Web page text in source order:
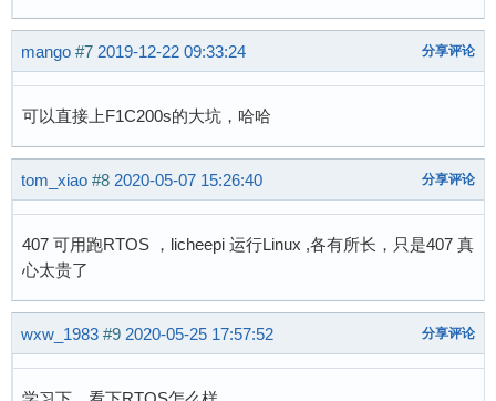
mango #7 2019-12-22 09:33:24 分享评论
可以直接上F1C200s的大坑，哈哈
tom_xiao #8 2020-05-07 15:26:40 分享评论
407 可用跑RTOS ，licheepi 运行Linux ,各有所长，只是407 真
心太贵了
wxw_1983 #9 2020-05-25 17:57:52 分享评论